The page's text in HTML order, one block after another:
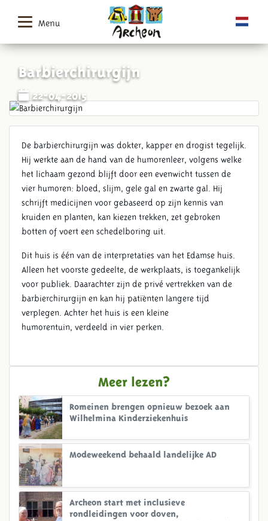
Menu
Barbierchirurgijn
22-04-2015
De barbierchirurgijn was dokter, kapper en drogist tegelijk.
Hij werkte aan de hand van de humorenleer, volgens welke
het lichaam gezond blijft door een evenwicht tussen de
vier humoren: bloed, slijm, gele gal en zwarte gal. Hij
schrijft medicijnen voor gebaseerd op zijn kennis van
kruiden en planten, kan kiezen trekken, zet gebroken
botten of voert een schedelboring uit.
Dit huis is één van de interpretaties van het Edamse huis.
Alleen het voorste gedeelte, de werkplaats, is toegankelijk
voor publiek. Daarachter zijn de privé vertrekken van de
barbierchirurgijn en kan hij patiënten langere tijd
verplegen. Achter het huis is een kleine
humorentuin, verdeeld in vier perken.
Meer lezen?
Romeinen brengen opnieuw bezoek aan
Wilhelmina Kinderziekenhuis
Modeweekend behaald landelijke AD
Archeon start met inclusieve
rondleidingen voor doven,